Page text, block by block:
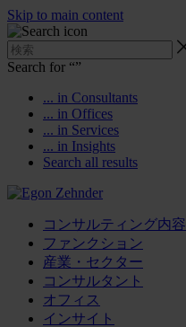
Skip to main content
Search for “”
... in Consultants
... in Offices
... in Services
... in Insights
Search all results
コンサルティング内容
ファンクション
産業・セクター
コンサルタント
オフィス
インサイト